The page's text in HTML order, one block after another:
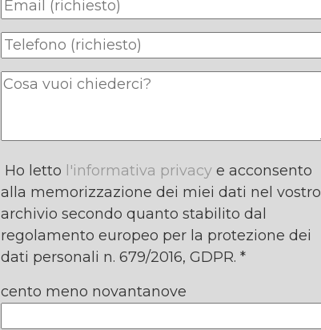
Ho letto l'informativa privacye acconsento
alla memorizzazione dei miei dati nel vostro
archivio secondo quanto stabilito dal
regolamento europeo per la protezione dei
dati personali n. 679/2016, GDPR. *
cento meno novantanove